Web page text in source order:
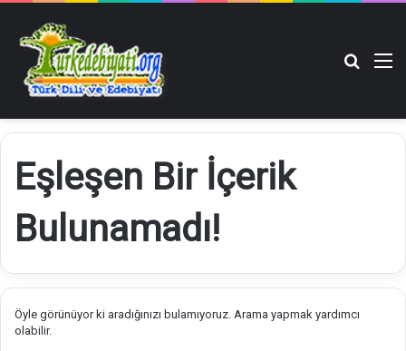
Eşleşen Bir İçerik
Bulunamadı!
Öyle görünüyor ki aradığınızı bulamıyoruz. Arama yapmak yardımcı
olabilir.